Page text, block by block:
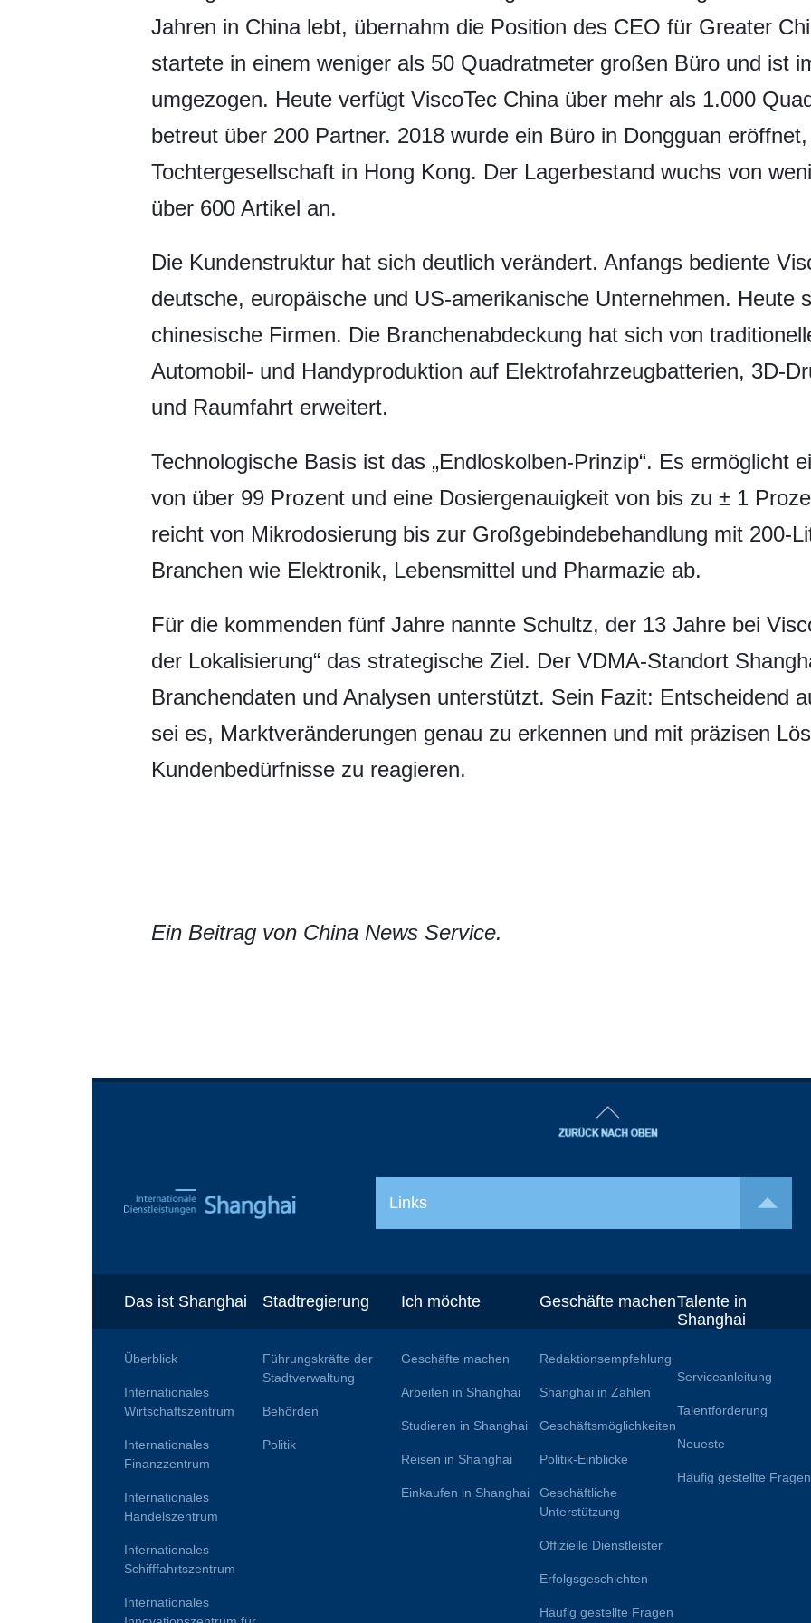
Jahren in China lebt, übernahm die Position des CEO für Greater
startete in einem weniger als 50 Quadratmeter großen Büro und ist
umgezogen. Heute verfügt ViscoTec China über mehr als 1.000
betreut über 200 Partner. 2018 wurde ein Büro in Dongguan
Tochtergesellschaft in Hong Kong. Der Lagerbestand wuchs von
über 600 Artikel an.
Die Kundenstruktur hat sich deutlich verändert. Anfangs bediente
deutsche, europäische und US-amerikanische Unternehmen. Heute
chinesische Firmen. Die Branchenabdeckung hat sich von
Automobil- und Handyproduktion auf Elektrofahrzeugbatterien, 3D-
und Raumfahrt erweitert.
Technologische Basis ist das „Endloskolben-Prinzip“. Es ermöglicht
von über 99 Prozent und eine Dosiergenauigkeit von bis zu ± 1
reicht von Mikrodosierung bis zur Großgebindebehandlung mit
Branchen wie Elektronik, Lebensmittel und Pharmazie ab.
Für die kommenden fünf Jahre nannte Schultz, der 13 Jahre bei
der Lokalisierung“ das strategische Ziel. Der VDMA-Standort
Branchendaten und Analysen unterstützt. Sein Fazit: Entscheidend
sei es, Marktveränderungen genau zu erkennen und mit präzisen
Kundenbedürfnisse zu reagieren.
Ein Beitrag von China News Service.
Links
Das ist Shanghai
Überblick
Internationales
Wirtschaftszentrum
Internationales
Finanzzentrum
Internationales
Handelszentrum
Internationales
Schifffahrtszentrum
Internationales
Stadtregierung
Führungskräfte der
Stadtverwaltung
Behörden
Politik
Ich möchte
Geschäfte machen
Arbeiten in Shanghai
Studieren in Shanghai
Reisen in Shanghai
Einkaufen in Shanghai
Geschäfte machen
Redaktionsempfehlung
Shanghai in Zahlen
Geschäftsmöglichkeiten
Politik-Einblicke
Geschäftliche
Unterstützung
Offizielle Dienstleister
Erfolgsgeschichten
Häufig gestellte Fragen
Talente in
Shanghai
Serviceanleitung
Talentförderung
Neueste
Häufig gestellte Fragen